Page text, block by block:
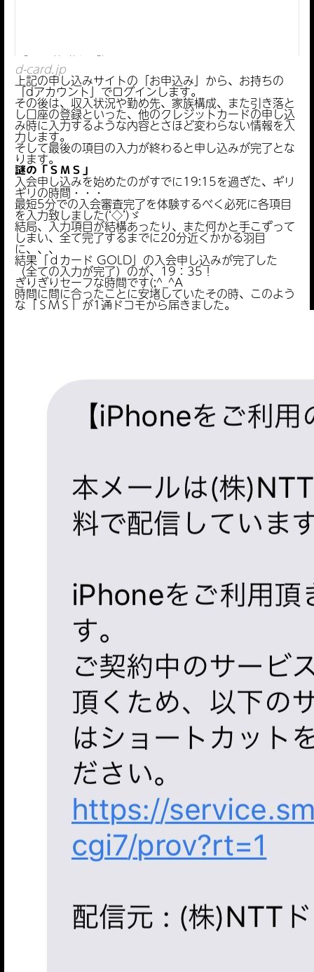
d-card.jp
上記の申し込みサイトの「お申込み」から、お持ちの
「dアカウント」でログインします。
その後は、収入状況や勤め先、家族構成、また引き落と
し口座の登録といった、他のクレジットカードの申し込
み時に入力するような内容とさほど変わらない情報を入
力します。
そして最後の項目の入力が終わると申し込みが完了とな
ります。
謎の「ＳＭＳ」
入会申し込みを始めたのがすでに19:15を過ぎた、ギリ
ギリの時間・・・
最短5分での入会審査完了を体験するべく必死に各項目
を入力致しました(‘◇’)ゞ
結局、入力項目が結構あったり、また何かと手こずって
しまい、全て完了するまでに20分近くかかる羽目
に、、、
結果「ｄカード GOLD」の入会申し込みが完了した
（全ての入力が完了）のが、19：35！
ぎりぎりセーフな時間です(;^_^A
時間に間に合ったことに安堵していたその時、このよう
な「ＳＭＳ」が1通ドコモから届きました。